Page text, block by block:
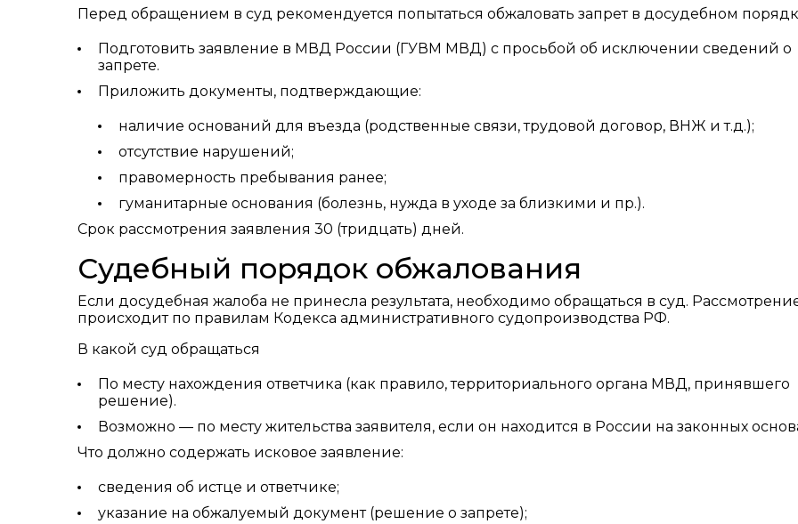
Перед обращением в суд рекомендуется попытаться обжаловать запрет в досудебном
Подготовить заявление в МВД России (ГУВМ МВД) с просьбой об исключении сведений о
запрете.
Приложить документы, подтверждающие:
наличие оснований для въезда (родственные связи, трудовой договор, ВНЖ и т.д.);
отсутствие нарушений;
правомерность пребывания ранее;
гуманитарные основания (болезнь, нужда в уходе за близкими и пр.).
Срок рассмотрения заявления 30 (тридцать) дней.
Судебный порядок обжалования
Если досудебная жалоба не принесла результата, необходимо обращаться в суд.
происходит по правилам Кодекса административного судопроизводства РФ.
В какой суд обращаться
По месту нахождения ответчика (как правило, территориального органа МВД, принявшего
решение).
Возможно — по месту жительства заявителя, если он находится в России на законных
Что должно содержать исковое заявление:
сведения об истце и ответчике;
указание на обжалуемый документ (решение о запрете);